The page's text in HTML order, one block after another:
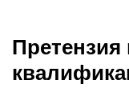
Претензия